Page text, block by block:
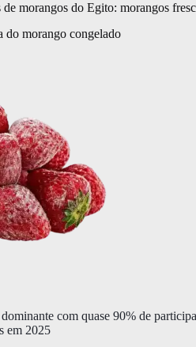
de morangos do Egito: morangos
do morango congelado
com quase 90% de
em 2025